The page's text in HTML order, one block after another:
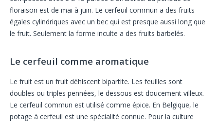
floraison est de mai à juin. Le cerfeuil commun a des fruits
égales cylindriques avec un bec qui est presque aussi long que
le fruit. Seulement la forme inculte a des fruits barbelés.
Le cerfeuil comme aromatique
Le fruit est un fruit déhiscent bipartite. Les feuilles sont
doubles ou triples pennées, le dessous est doucement villeux.
Le cerfeuil commun est utilisé comme épice. En Belgique, le
potage à cerfeuil est une spécialité connue. Pour la culture